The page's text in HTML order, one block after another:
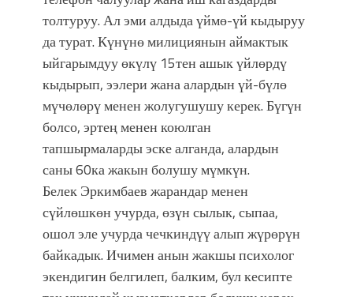
толтуруу. Ал эми алдыда үймө-үй кыдыруу
да турат. Күнүнө милициянын аймактык
ыйгарымдуу өкүлү 15тен ашык үйлөрдү
кыдырып, ээлери жана алардын үй-бүлө
мүчөлөрү менен жолугушушу керек. Бүгүн
болсо, эртең менен коюлган
тапшырмаларды эске алганда, алардын
саны 60ка жакын болушу мүмкүн.
Белек Эркимбаев жарандар менен
сүйлөшкөн учурда, өзүн сылык, сыпаа,
ошол эле учурда чечкиндүү алып жүрөрүн
байкадык. Ичимен анын жакшы психолог
экендигин белгилеп, балким, бул кесипте